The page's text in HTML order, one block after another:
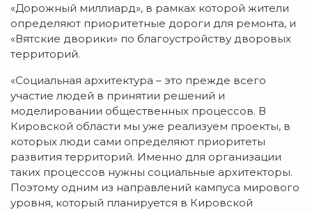
«Дорожный миллиард», в рамках которой жители
определяют приоритетные дороги для ремонта, и
«Вятские дворики» по благоустройству дворовых
территорий.
«Социальная архитектура – это прежде всего
участие людей в принятии решений и
моделировании общественных процессов. В
Кировской области мы уже реализуем проекты, в
которых люди сами определяют приоритеты
развития территорий. Именно для организации
таких процессов нужны социальные архитекторы.
Поэтому одним из направлений кампуса мирового
уровня, который планируется в Кировской